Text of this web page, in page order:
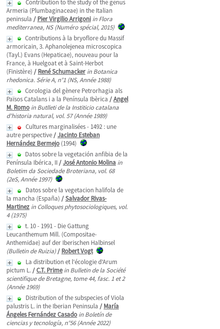
Contribution to the study of the genus
Armeria (Plumbaginaceae) in the Italian
peninsula / Pier Virgilio Arrigoni in Flora
mediterranea, NS (Numéro spécial, 2015)
Contributions à la bryoflore du Massif
armoricain, 3. Aphanolejenea microscopica
(Tayl.) Evans (Hepaticae), nouveau pour la
France, à Huelgoat et à Saint-Herbot
(Finistère) / René Schumacker in Botanica
rhedonica. Série A, n°1 (NS, Année 1988)
Corologia del gènere Petrorhagia als
Països Catalans i a la Península Ibèrica /Angel
M. Romo in Butlleti de la Institicio catalana
d'historia natural, vol. 57 (Année 1989)
Cultures marginalisées - 1492 : une
autre perspective/Jacinto Esteban
Hernández Bermejo (1994)
Datos sobre la vegetación anfibia de la
Península Ibérica, II/José Antonio Molina in
Boletim da Sociedade Broteriana, vol. 68
(2eS, Année 1997)
Datos sobre la vegetacion halifola de
la mancha (España) /Salvador Rivas-
Martinez in Colloques phytosociologiques, vol.
4 (1975)
t. 10 - 1991 - Die Gattung
Leucanthemum Mill. (Compositae-
Anthemidae) auf der Iberischen Halbinsel
(Bulletin de Ruizia)/ Robert Vogt
La distribution et l'écologie d'Arum
pictum L./C.T. Prime in Bulletin de la Société
scientifique de Bretagne, tome 44, fasc. 1 et 2
(Année 1969)
Distribution of the subspecies of Viola
palustris L. in the Iberian Peninsula / María
Ángeles Fernández Casado in Boletín de
ciencias y tecnología, n°56 (Année 2022)